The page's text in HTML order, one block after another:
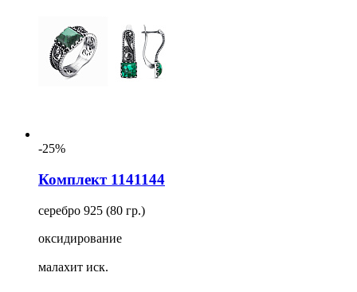
-25%
Комплект 1141144
серебро 925 (80 гр.)
оксидирование
малахит иск.